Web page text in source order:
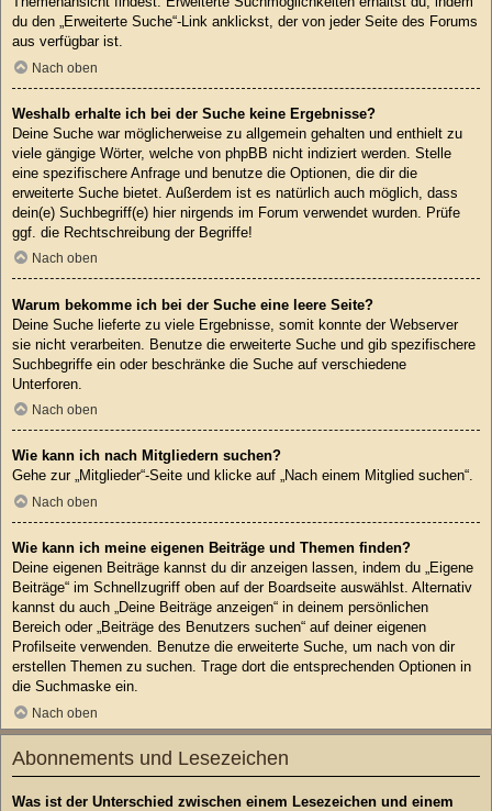
du den „Erweiterte Suche“-Link anklickst, der von jeder Seite des Forums
aus verfügbar ist.
Nach oben
Weshalb erhalte ich bei der Suche keine Ergebnisse?
Deine Suche war möglicherweise zu allgemein gehalten und enthielt zu
viele gängige Wörter, welche von phpBB nicht indiziert werden. Stelle
eine spezifischere Anfrage und benutze die Optionen, die dir die
erweiterte Suche bietet. Außerdem ist es natürlich auch möglich, dass
dein(e) Suchbegriff(e) hier nirgends im Forum verwendet wurden. Prüfe
ggf. die Rechtschreibung der Begriffe!
Nach oben
Warum bekomme ich bei der Suche eine leere Seite?
Deine Suche lieferte zu viele Ergebnisse, somit konnte der Webserver
sie nicht verarbeiten. Benutze die erweiterte Suche und gib spezifischere
Suchbegriffe ein oder beschränke die Suche auf verschiedene
Unterforen.
Nach oben
Wie kann ich nach Mitgliedern suchen?
Gehe zur „Mitglieder“-Seite und klicke auf „Nach einem Mitglied suchen“.
Nach oben
Wie kann ich meine eigenen Beiträge und Themen finden?
Deine eigenen Beiträge kannst du dir anzeigen lassen, indem du „Eigene
Beiträge“ im Schnellzugriff oben auf der Boardseite auswählst. Alternativ
kannst du auch „Deine Beiträge anzeigen“ in deinem persönlichen
Bereich oder „Beiträge des Benutzers suchen“ auf deiner eigenen
Profilseite verwenden. Benutze die erweiterte Suche, um nach von dir
erstellen Themen zu suchen. Trage dort die entsprechenden Optionen in
die Suchmaske ein.
Nach oben
Abonnements und Lesezeichen
Was ist der Unterschied zwischen einem Lesezeichen und einem